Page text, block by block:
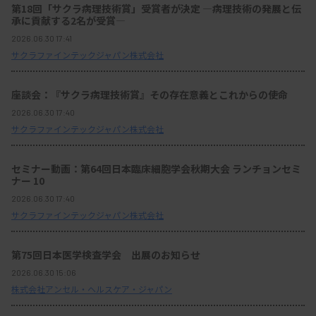
第18回「サクラ病理技術賞」受賞者が決定 ―病理技術の発展と伝
承に貢献する2名が受賞―
2026.06.30 17:41
サクラファインテックジャパン株式会社
座談会：『サクラ病理技術賞』その存在意義とこれからの使命
2026.06.30 17:40
サクラファインテックジャパン株式会社
セミナー動画：第64回日本臨床細胞学会秋期大会 ランチョンセミ
ナー 10
2026.06.30 17:40
サクラファインテックジャパン株式会社
第75回日本医学検査学会 出展のお知らせ
2026.06.30 15:06
株式会社アンセル・ヘルスケア・ジャパン